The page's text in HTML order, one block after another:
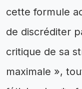
cette formule
de discréditer
critique de sa
maximale »,